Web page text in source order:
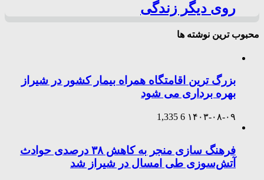
روی دیگر زندگی
محبوب ترین نوشته ها
بزرگ ترین اقامتگاه همراه بیمار کشور در شیراز
بهره برداری می شود
۱۴۰۳-۰۸-۰۹ 6
1,335
فرهنگ سازی منجر به کاهش ۳۸ درصدی حوادث
آتش‌سوزی طی امسال در شیراز شد